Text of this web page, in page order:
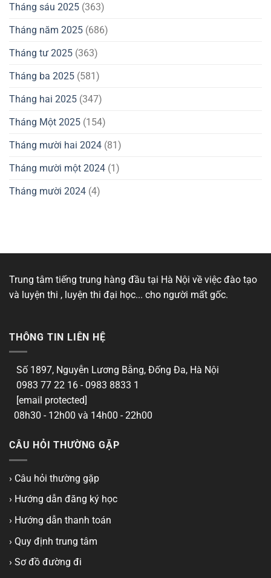
Tháng sáu 2025 (363)
Tháng năm 2025 (686)
Tháng tư 2025 (363)
Tháng ba 2025 (581)
Tháng hai 2025 (347)
Tháng Một 2025 (154)
Tháng mười hai 2024 (81)
Tháng mười một 2024 (1)
Tháng mười 2024 (4)
Trung tâm tiếng trung hàng đầu tại Hà Nội về việc đào tạo
và luyện thi , luyện thi đại học... cho người mất gốc.
THÔNG TIN LIÊN HỆ
Số 1897, Nguyễn Lương Bằng, Đống Đa, Hà Nội
0983 77 22 16 - 0983 8833 1
[email protected]
08h30 - 12h00 và 14h00 - 22h00
CÂU HỎI THƯỜNG GẶP
› Câu hỏi thường gặp
› Hướng dẫn đăng ký học
› Hướng dẫn thanh toán
› Quy định trung tâm
› Sơ đồ đường đi